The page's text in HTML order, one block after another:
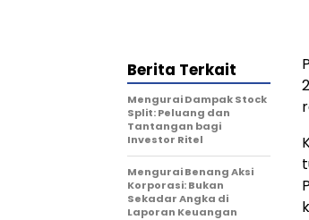
Berita Terkait
Mengurai Dampak Stock
Split: Peluang dan
Tantangan bagi
Investor Ritel
Mengurai Benang Aksi
Korporasi: Bukan
Sekadar Angka di
Laporan Keuangan